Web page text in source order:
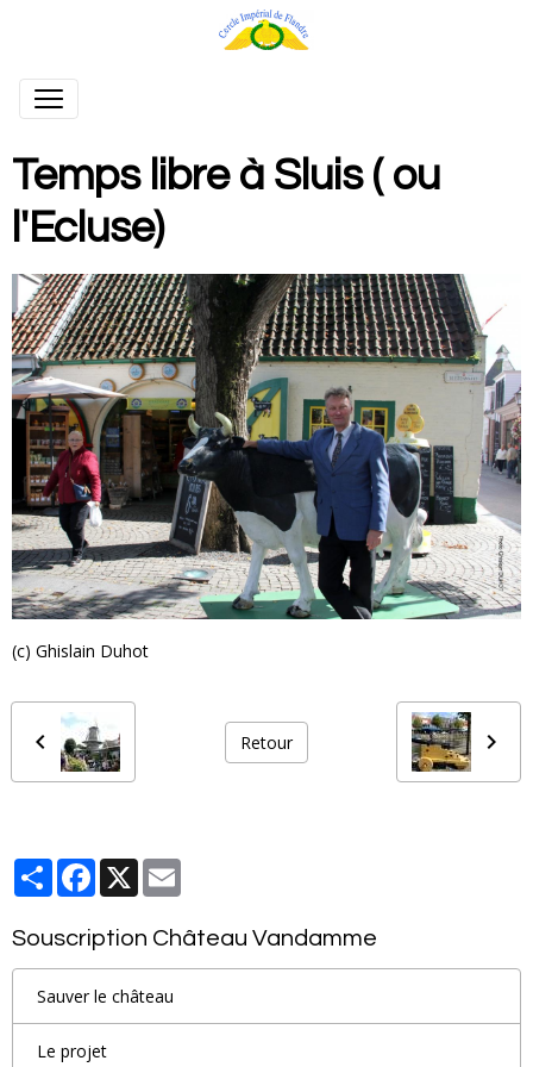
Temps libre à Sluis ( ou
l'Ecluse)
(c) Ghislain Duhot
Retour
PartagerFacebook
X
Souscription Château Vandamme
Sauver le château
Le projet